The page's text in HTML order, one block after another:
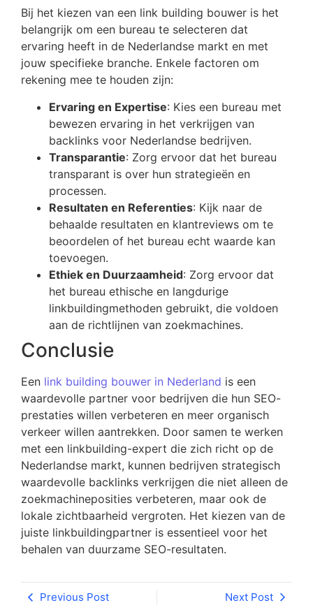
Bij het kiezen van een link building bouwer is het
belangrijk om een bureau te selecteren dat
ervaring heeft in de Nederlandse markt en met
jouw specifieke branche. Enkele factoren om
rekening mee te houden zijn:
Ervaring en Expertise: Kies een bureau met
bewezen ervaring in het verkrijgen van
backlinks voor Nederlandse bedrijven.
Transparantie: Zorg ervoor dat het bureau
transparant is over hun strategieën en
processen.
Resultaten en Referenties: Kijk naar de
behaalde resultaten en klantreviews om te
beoordelen of het bureau echt waarde kan
toevoegen.
Ethiek en Duurzaamheid: Zorg ervoor dat
het bureau ethische en langdurige
linkbuildingmethoden gebruikt, die voldoen
aan de richtlijnen van zoekmachines.
Conclusie
Een link building bouwer in Nederland is een
waardevolle partner voor bedrijven die hun SEO-
prestaties willen verbeteren en meer organisch
verkeer willen aantrekken. Door samen te werken
met een linkbuilding-expert die zich richt op de
Nederlandse markt, kunnen bedrijven strategisch
waardevolle backlinks verkrijgen die niet alleen de
zoekmachineposities verbeteren, maar ook de
lokale zichtbaarheid vergroten. Het kiezen van de
juiste linkbuildingpartner is essentieel voor het
behalen van duurzame SEO-resultaten.
Previous Post Next Post